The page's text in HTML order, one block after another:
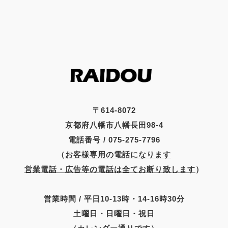
〒614-8072
京都府八幡市八幡長田98-4
電話番号 / 075-275-7796
（お客様専用の電話になります
営業電話・広告等の電話は全てお断り致します）
営業時間 / 平日10-13時・14-16時30分
土曜日・日曜日・祝日